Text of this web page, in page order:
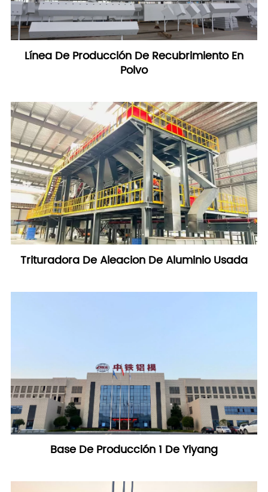
Línea De Producción De Recubrimiento En
Polvo
Trituradora De Aleacion De Aluminio Usada
Base De Producción 1 De Yiyang